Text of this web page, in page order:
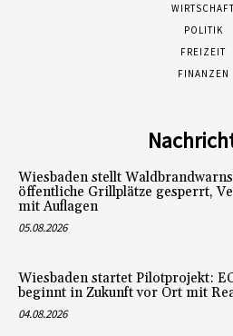
POLITIK
FREIZEIT
FINANZEN
Wiesbaden stellt
öffentliche Grillplätze gesperrt,
mit Auflagen
05.08.2026
Wiesbaden startet Pilotprojekt:
beginnt in Zukunft vor Ort mit
04.08.2026